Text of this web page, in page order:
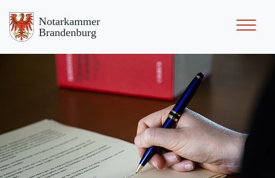
Notarkammer
Brandenburg